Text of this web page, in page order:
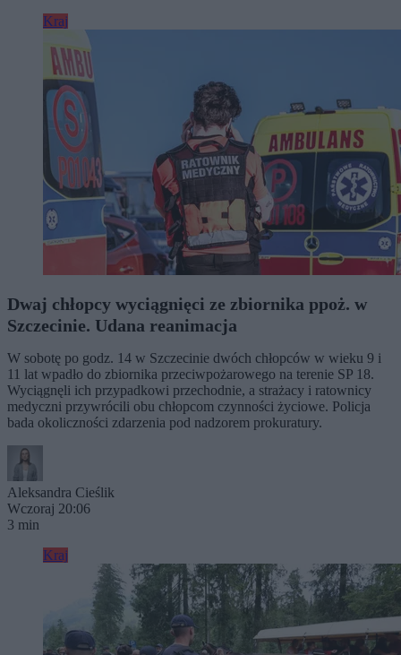
Kraj
Dwaj chłopcy wyciągnięci ze zbiornika ppoż. w
Szczecinie. Udana reanimacja
W sobotę po godz. 14 w Szczecinie dwóch chłopców w wieku 9 i
11 lat wpadło do zbiornika przeciwpożarowego na terenie SP 18.
Wyciągnęli ich przypadkowi przechodnie, a strażacy i ratownicy
medyczni przywrócili obu chłopcom czynności życiowe. Policja
bada okoliczności zdarzenia pod nadzorem prokuratury.
Aleksandra Cieślik
Wczoraj 20:06
3 min
Kraj